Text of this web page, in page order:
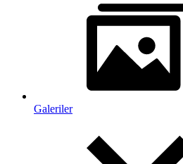
Galeriler